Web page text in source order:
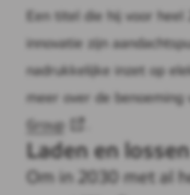
Een titel die hij voor
innovatie zijn
nadrukkelijke inzet op
meer over de benoeming
Group
Laden en
Om in 2030 met al